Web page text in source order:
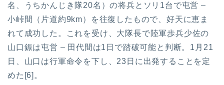
名、うちかんじき隊20名）の将兵とソリ1台で屯営 –
小峠間（片道約9km）を往復したもので、好天に恵ま
れて成功した。これを受け、大隊長で陸軍歩兵少佐の
山口鋠は屯営 – 田代間は1日で踏破可能と判断。1月21
日、山口は行軍命令を下し、23日に出発することを定
めた[6]。